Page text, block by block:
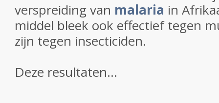
verspreiding van malaria in
middel bleek ook effectief tegen
zijn tegen insecticiden.
Deze resultaten...